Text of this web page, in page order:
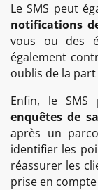
Le SMS peut
notifications
vous ou des
également
oublis de la
Enfin, le
enquêtes de
après un
identifier les
réassurer les
prise en